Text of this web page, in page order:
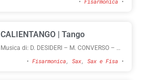
CALIENTANGO | Tango
Musica di: D. DESIDERI – M. CONVERSO – M.
• Fisarmonica Sax Sax e Fisa •